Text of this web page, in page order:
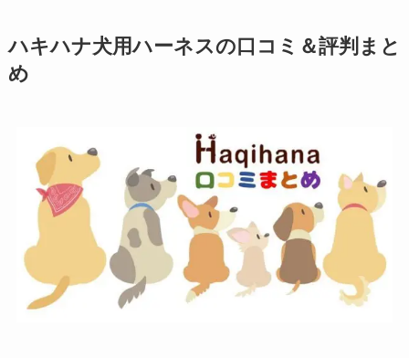
ハキハナ犬用ハーネスの口コミ＆評判まと
め